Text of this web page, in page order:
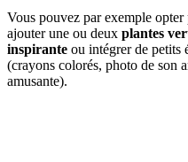
Vous pouvez par exemple opter
ajouter une ou deux plantes
inspirante ou intégrer de petits
(crayons colorés, photo de son
amusante).